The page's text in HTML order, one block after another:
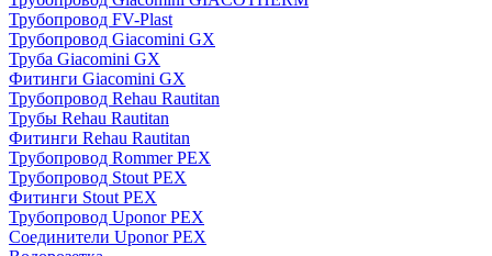
Трубопровод FV-Plast
Трубопровод Giacomini GX
Труба Giacomini GX
Фитинги Giacomini GX
Трубопровод Rehau Rautitan
Трубы Rehau Rautitan
Фитинги Rehau Rautitan
Трубопровод Rommer PEX
Трубопровод Stout PEX
Фитинги Stout PEX
Трубопровод Uponor PEX
Соединители Uponor PEX